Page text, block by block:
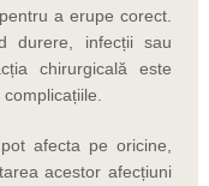
a erupe corect.
durere, infecții sau
chirurgicală este
afecta pe oricine,
acestor afecțiuni